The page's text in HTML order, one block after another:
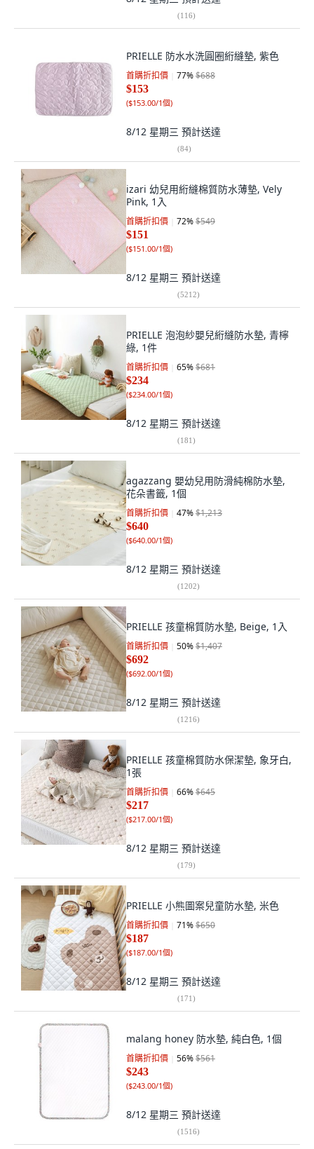
(116)
PRIELLE 防水水洗圓圈絎縫墊, 紫色
首購折扣價 77%$688
$153
($153.00/1個)
8/12 星期三 預計送達
(84)
izari 幼兒用絎縫棉質防水薄墊, Vely
Pink, 1入
首購折扣價 72%$549
$151
($151.00/1個)
8/12 星期三 預計送達
(5212)
PRIELLE 泡泡紗嬰兒絎縫防水墊, 青檸
綠, 1件
首購折扣價 65%$681
$234
($234.00/1個)
8/12 星期三 預計送達
(181)
agazzang 嬰幼兒用防滑純棉防水墊,
花朵書籤, 1個
首購折扣價 47%$1,213
$640
($640.00/1個)
8/12 星期三 預計送達
(1202)
PRIELLE 孩童棉質防水墊, Beige, 1入
首購折扣價 50%$1,407
$692
($692.00/1個)
8/12 星期三 預計送達
(1216)
PRIELLE 孩童棉質防水保潔墊, 象牙白,
1張
首購折扣價 66%$645
$217
($217.00/1個)
8/12 星期三 預計送達
(179)
PRIELLE 小熊圖案兒童防水墊, 米色
首購折扣價 71%$650
$187
($187.00/1個)
8/12 星期三 預計送達
(171)
malang honey 防水墊, 純白色, 1個
首購折扣價 56%$561
$243
($243.00/1個)
8/12 星期三 預計送達
(1516)